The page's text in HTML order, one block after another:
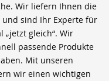
Wir liefern Ihnen die
und sind Ihr Experte für
„jetzt gleich“. Wir
passende Produkte
Mit unseren
wir einen wichtigen